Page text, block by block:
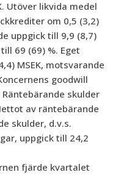
Utöver likvida medel
om 0,5 (3,2)
uppgick till 9,9 (8,7)
69 (69) %. Eget
MSEK, motsvarande
goodwill
Räntebärande skulder
av räntebärande
skulder, d.v.s.
uppgick till 24,2
fjärde kvartalet